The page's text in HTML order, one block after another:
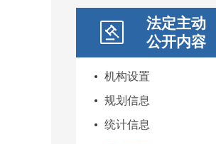
法定主动
公开内容
机构设置
规划信息
统计信息